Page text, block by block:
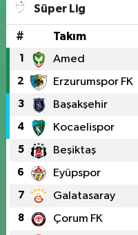
Süper Lig
# Takım
1 Amed
2 Erzurumspor FK
3 Başakşehir
4 Kocaelispor
5 Beşiktaş
6 Eyüpspor
7 Galatasaray
8 Çorum FK